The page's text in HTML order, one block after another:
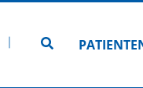
INSTAGRAM
Zur